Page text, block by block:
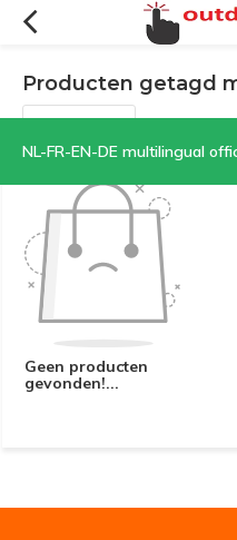
NL-FR-EN-DE multilingual official
Producten getagd
Filters
Geen producten
gevonden!...